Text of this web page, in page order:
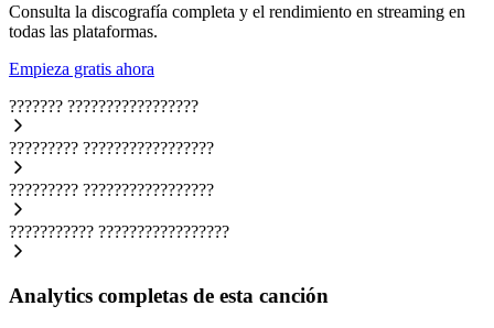
Consulta la discografía completa y el rendimiento en streaming en
todas las plataformas.
Empieza gratis ahora
??????? ?????????????????
????????? ?????????????????
????????? ?????????????????
??????????? ?????????????????
Analytics completas de esta canción